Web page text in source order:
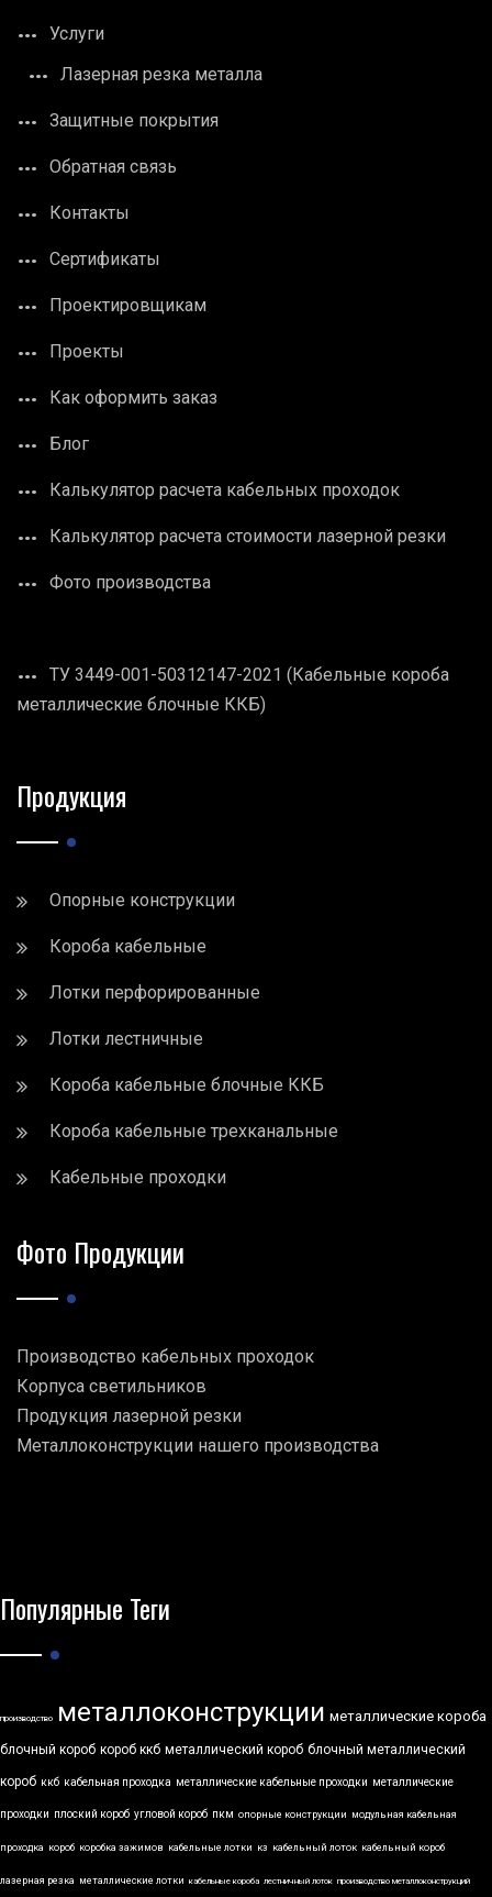
Услуги
Лазерная резка металла
Защитные покрытия
Обратная связь
Контакты
Сертификаты
Проектировщикам
Проекты
Как оформить заказ
Блог
Калькулятор расчета кабельных проходок
Калькулятор расчета стоимости лазерной резки
Фото производства
ТУ 3449-001-50312147-2021 (Кабельные короба
металлические блочные ККБ)
Продукция
Опорные конструкции
Короба кабельные
Лотки перфорированные
Лотки лестничные
Короба кабельные блочные ККБ
Короба кабельные трехканальные
Кабельные проходки
Фото Продукции
Производство кабельных проходок
Корпуса светильников
Продукция лазерной резки
Металлоконструкции нашего производства
Популярные Теги
производство металлоконструкции металлические короба
блочный короб короб ккб металлический короб блочный металлический
короб ккб кабельная проходка металлические кабельные проходки металлические
проходки плоский короб угловой короб пкм опорные конструкции модульная кабельная
проходка короб коробка зажимов кабельные лотки кз кабельный лоток кабельный короб
лазерная резка металлические лотки кабельные короба лестничный лоток производство металлоконструкций